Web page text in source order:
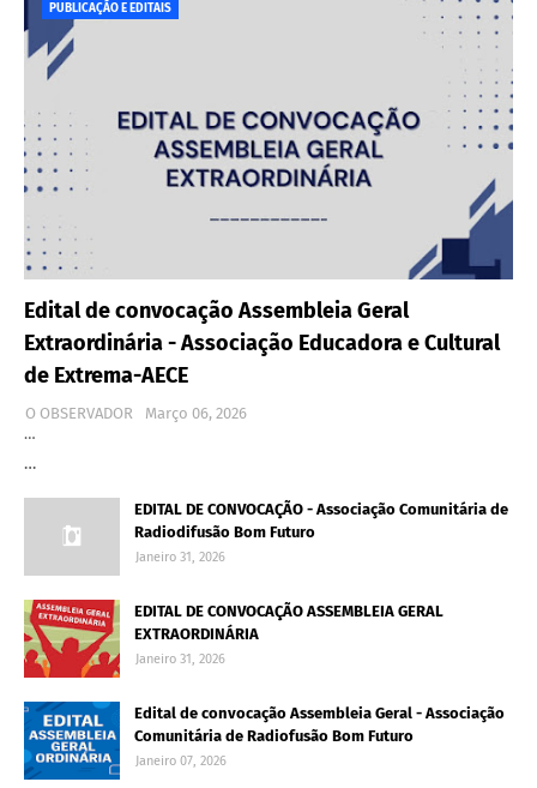
PUBLICAÇÃO E EDITAIS
Edital de convocação Assembleia Geral
Extraordinária - Associação Educadora e Cultural
de Extrema-AECE
O OBSERVADOR
Março 06, 2026
…
…
EDITAL DE CONVOCAÇÃO - Associação Comunitária de
Radiodifusão Bom Futuro
Janeiro 31, 2026
EDITAL DE CONVOCAÇÃO ASSEMBLEIA GERAL
EXTRAORDINÁRIA
Janeiro 31, 2026
Edital de convocação Assembleia Geral - Associação
Comunitária de Radiofusão Bom Futuro
Janeiro 07, 2026